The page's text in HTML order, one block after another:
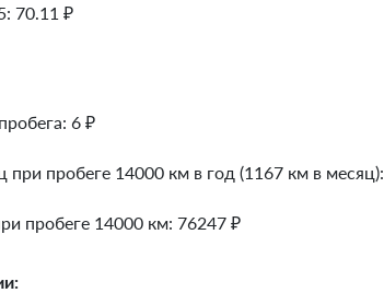
70.11 ₽
6 ₽
при пробеге 14000 км в год (1167 км в месяц):
пробеге 14000 км: 76247 ₽